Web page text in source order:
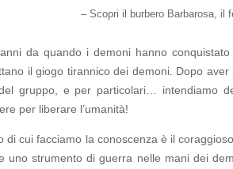
– Scopri il burbero Barbarosa, il
da quando i demoni hanno
il giogo tirannico dei demoni. Dopo
gruppo, e per particolari… intendiamo
per liberare l’umanità!
di cui facciamo la conoscenza è il
uno strumento di guerra nelle mani dei